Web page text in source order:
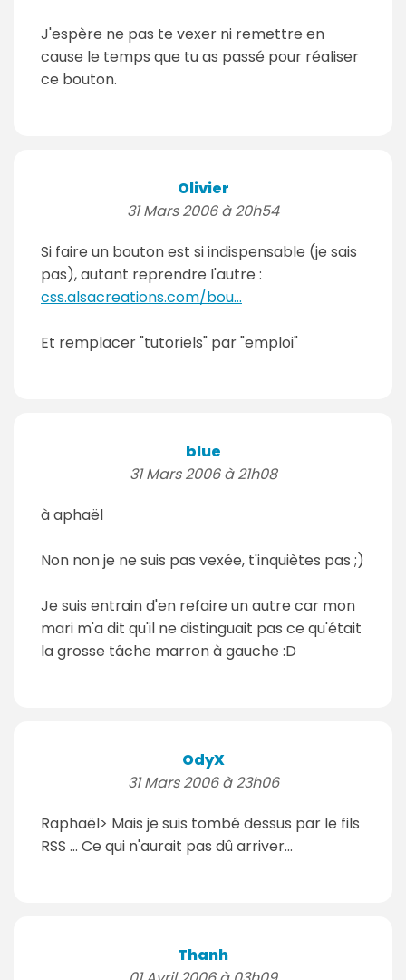
J'espère ne pas te vexer ni remettre en
cause le temps que tu as passé pour réaliser
ce bouton.
Olivier
31 Mars 2006 à 20h54
Si faire un bouton est si indispensable (je sais
pas), autant reprendre l'autre :
css.alsacreations.com/bou...
Et remplacer "tutoriels" par "emploi"
blue
31 Mars 2006 à 21h08
à aphaël
Non non je ne suis pas vexée, t'inquiètes pas ;)
Je suis entrain d'en refaire un autre car mon
mari m'a dit qu'il ne distinguait pas ce qu'était
la grosse tâche marron à gauche :D
OdyX
31 Mars 2006 à 23h06
Raphaël> Mais je suis tombé dessus par le fils
RSS ... Ce qui n'aurait pas dû arriver...
Thanh